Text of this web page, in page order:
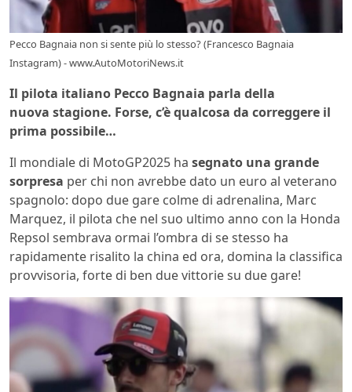
Pecco Bagnaia non si sente più lo stesso? (Francesco Bagnaia
Instagram) - www.AutoMotoriNews.it
Il pilota italiano Pecco Bagnaia parla della
nuova stagione. Forse, c’è qualcosa da correggere il
prima possibile…
Il mondiale di MotoGP2025 ha segnato una grande
sorpresa per chi non avrebbe dato un euro al veterano
spagnolo: dopo due gare colme di adrenalina, Marc
Marquez, il pilota che nel suo ultimo anno con la Honda
Repsol sembrava ormai l’ombra di se stesso ha
rapidamente risalito la china ed ora, domina la classifica
provvisoria, forte di ben due vittorie su due gare!